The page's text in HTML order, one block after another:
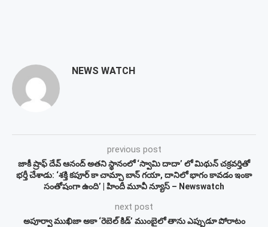
NEWS WATCH
previous post
జాకీ ష్రాఫ్ దేవ్ ఆనంద్ అతని స్థానంలో ‘స్వామి దాదా’ లో మిథున్ చక్రవర్తితో
భర్తీ చేశాడు: ‘శక్తి కపూర్ కా చామ్చా బాన్ గయా, దానిలో భాగం కావడం ఇంకా
సంతోషంగా ఉంది’ | హిందీ మూవీ న్యూస్ – Newswatch
next post
అపూర్వా ముఖిజా అకా ‘రెబెల్ కిడ్’ ముంబైలో తాను ఎప్పుడూ పోరాటం